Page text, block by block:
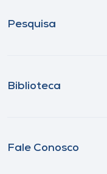
Pesquisa
Biblioteca
Fale Conosco